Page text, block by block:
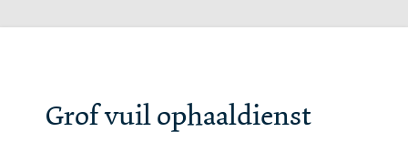
Grof vuil ophaaldienst